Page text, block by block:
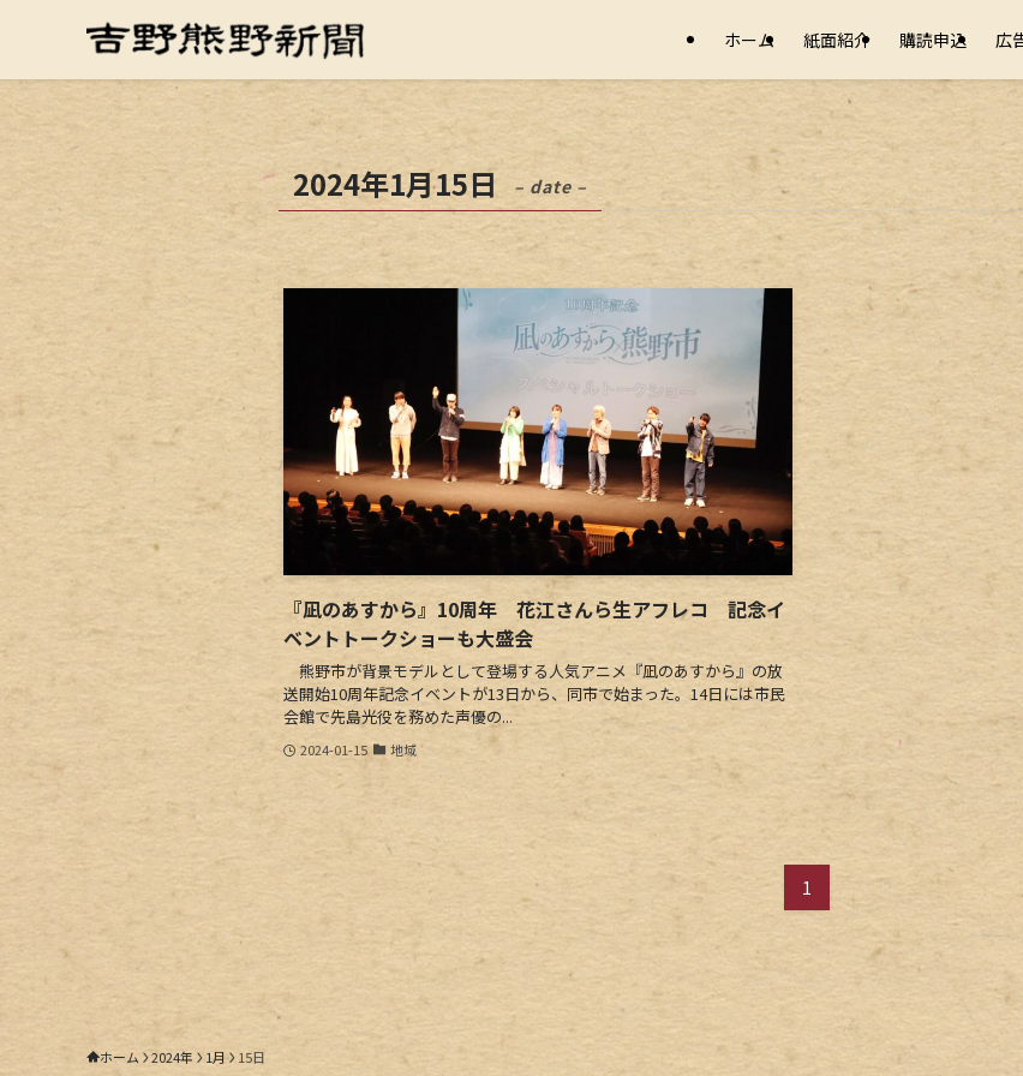
ホーム 紙面紹介 購読申込 広
2024年1月15日 – date –
『凪のあすから』10周年 花江さんら生アフレコ 記念イ
ベントトークショーも大盛会
熊野市が背景モデルとして登場する人気アニメ『凪のあすから』の放
送開始10周年記念イベントが13日から、同市で始まった。14日には市民
会館で先島光役を務めた声優の...
2024-01-15 地域
1
ホーム 2024年 1月 15日